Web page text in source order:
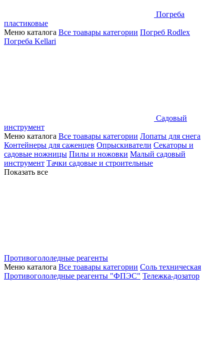
Погреба
пластиковые
Меню каталога Все тоавары категории Погреб Rodlex
Погреба Kellari
Садовый
инструмент
Меню каталога Все тоавары категории Лопаты для снега
Контейнеры для саженцев Опрыскиватели Секаторы и
садовые ножницы Пилы и ножовки Малый садовый
инструмент Тачки садовые и строительные
Показать все
Противогололедные реагенты
Меню каталога Все тоавары категории Соль техническая
Противогололедные реагенты "ФПЭС" Тележка-дозатор